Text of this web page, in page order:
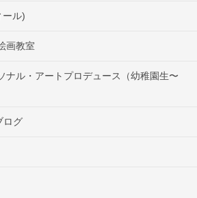
ル)
画教室
ル・アートプロデュース（幼稚園生〜
ログ